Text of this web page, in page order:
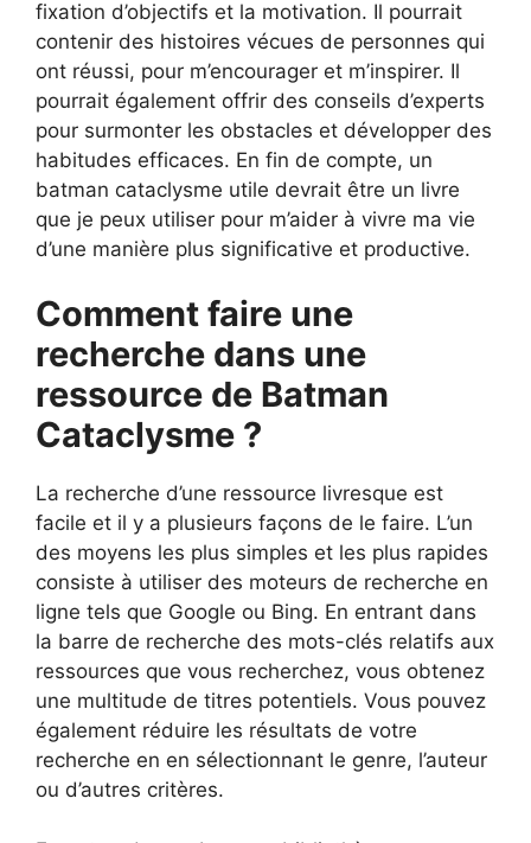
fixation d’objectifs et la motivation. Il pourrait
contenir des histoires vécues de personnes qui
ont réussi, pour m’encourager et m’inspirer. Il
pourrait également offrir des conseils d’experts
pour surmonter les obstacles et développer des
habitudes efficaces. En fin de compte, un
batman cataclysme utile devrait être un livre
que je peux utiliser pour m’aider à vivre ma vie
d’une manière plus significative et productive.
Comment faire une
recherche dans une
ressource de Batman
Cataclysme ?
La recherche d’une ressource livresque est
facile et il y a plusieurs façons de le faire. L’un
des moyens les plus simples et les plus rapides
consiste à utiliser des moteurs de recherche en
ligne tels que Google ou Bing. En entrant dans
la barre de recherche des mots-clés relatifs aux
ressources que vous recherchez, vous obtenez
une multitude de titres potentiels. Vous pouvez
également réduire les résultats de votre
recherche en en sélectionnant le genre, l’auteur
ou d’autres critères.